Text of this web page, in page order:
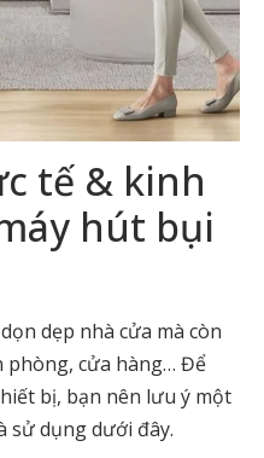
tế & kinh
hút bụi
dẹp nhà cửa mà còn
phòng, cửa hàng… Để
bị, bạn nên lưu ý một
sử dụng dưới đây.